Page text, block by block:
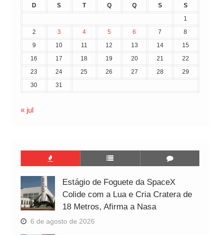
D S T Q Q S
S
1
2
3 4 5 6 7
8
9
10 11 12 13 14
15
16
17 18 19 20 21
22
23
24 25 26 27 28
29
30
31
« jul
Estágio de Foguete da SpaceX
Colide com a Lua e Cria Cratera de
18 Metros, Afirma a Nasa
6 de agosto de 2026